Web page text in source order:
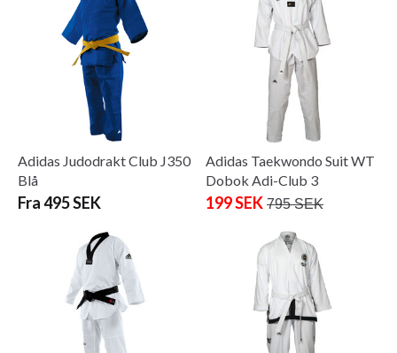
Adidas Judodrakt Club J350
Blå
Fra 495 SEK
Adidas Taekwondo Suit WT
Dobok Adi-Club 3
199 SEK 795 SEK